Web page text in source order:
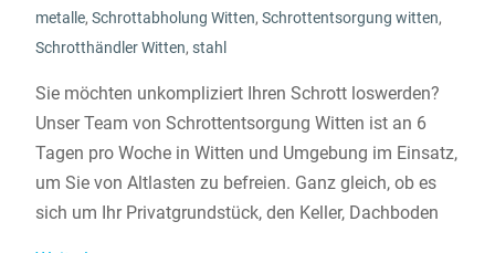
metalle, Schrottabholung Witten, Schrottentsorgung witten,
Schrotthändler Witten, stahl
Sie möchten unkompliziert Ihren Schrott loswerden?
Unser Team von Schrottentsorgung Witten ist an 6
Tagen pro Woche in Witten und Umgebung im Einsatz,
um Sie von Altlasten zu befreien. Ganz gleich, ob es
sich um Ihr Privatgrundstück, den Keller, Dachboden